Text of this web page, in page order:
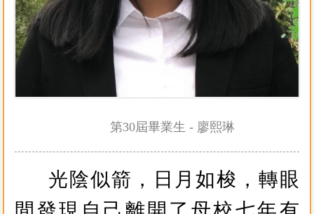
第30屆畢業生 - 廖熙琳
光陰似箭，日月如梭，轉眼